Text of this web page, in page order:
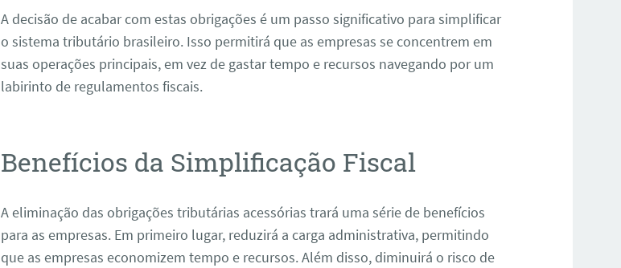
A decisão de acabar com estas obrigações é um passo significativo para simplificar
o sistema tributário brasileiro. Isso permitirá que as empresas se concentrem em
suas operações principais, em vez de gastar tempo e recursos navegando por um
labirinto de regulamentos fiscais.
Benefícios da Simplificação Fiscal
A eliminação das obrigações tributárias acessórias trará uma série de benefícios
para as empresas. Em primeiro lugar, reduzirá a carga administrativa, permitindo
que as empresas economizem tempo e recursos. Além disso, diminuirá o risco de